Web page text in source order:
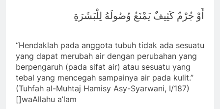
أَوْ جُرْمٌ كَثِيفٌ يَمْنَعُ وُصُولَهُ لِلْبَشَرَةِ
“Hendaklah pada anggota tubuh tidak ada sesuatu
yang dapat merubah air dengan perubahan yang
berpengaruh (pada sifat air) atau sesuatu yang
tebal yang mencegah sampainya air pada kulit.”
(Tuhfah al-Muhtaj Hamisy Asy-Syarwani, I/187)
[]waAllahu a’lam